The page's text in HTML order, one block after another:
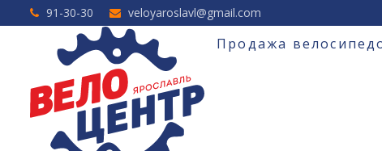
Перейти
к
91-30-30 veloyaroslavl@gmail.com
Продажа